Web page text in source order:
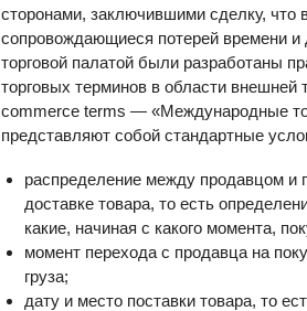
сторонами, заключившими сделку, что
сопровождающиеся потерей времени и
торговой палатой были разработаны
торговых терминов в области
commerce terms — «Международные
представляют собой стандартные
распределение между продавцом и
доставке товара, то есть
какие, начиная с какого момента,
момент перехода с продавца на
груза;
дату и место поставки товара, то